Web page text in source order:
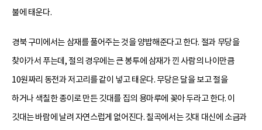
불에 태운다.
경북 구미에서는 삼재를 풀어주는 것을 양밥해준다고 한다. 절과 무당을
찾아가서 푸는데, 절의 경우에는 큰 봉투에 삼재가 낀 사람의 나이만큼
10원짜리 동전과 저고리를 같이 넣고 태운다. 무당은 달을 보고 절을
하거나 색칠한 종이로 만든 깃대를 집의 용마루에 꽂아 두라고 한다. 이
깃대는 바람에 날려 자연스럽게 없어진다. 칠곡에서는 깃대 대신에 소금과